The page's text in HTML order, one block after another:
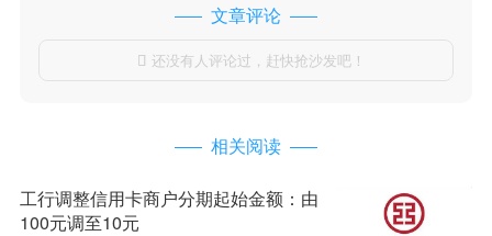
文章评论
 还没有人评论过，赶快抢沙发吧！
相关阅读
工行调整信用卡商户分期起始金额：由
100元调至10元